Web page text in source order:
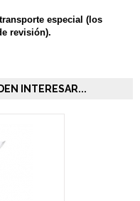
especial (los
revisión).
INTERESAR...